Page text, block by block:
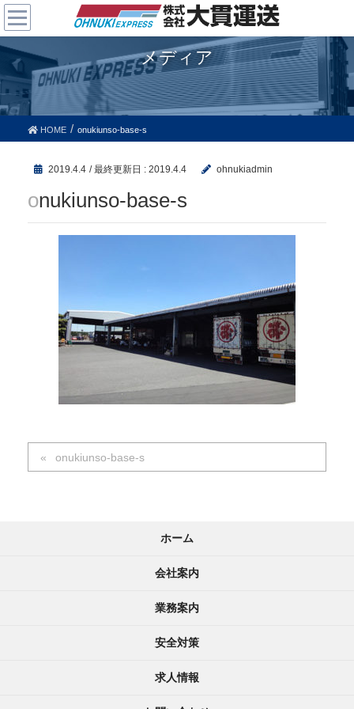
メディア
HOME onukiunso-base-s
2019.4.4 / 最終更新日 : 2019.4.4 ohnukiadmin
onukiunso-base-s
onukiunso-base-s
ホーム
会社案内
業務案内
安全対策
求人情報